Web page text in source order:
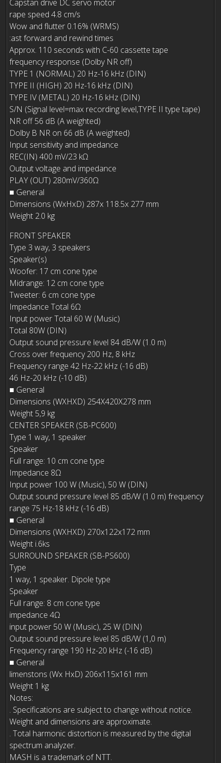
Capstan drive DC servo motor
rape speed 4.8 cm/s
Wow and flutter 0.16% (WRMS)
:ast forward and rewind times
Approx. 110 seconds with C-60 cassette tape
frequency response (Dolby NR off)
TYPE 1 (NORMAL) 20 Hz-16 kHz (DIN)
TYPE II (HIGH) 20 Hz-16 kHz (DIN)
TYPE IV (METAL) 20 Hz-16 kHz (DIN)
S/N (Signal level=max recording level,TYPE II type tape)
NR off 56 dB (A weighted)
Dolby В NR on 66 dB (A weighted)
Input sensitivity and impedance
REC(IN) 400 mV/23 kΩ
Output voltage and impedance
PLAY (OUT) 280mV/360Ω
■ General
Dimensions (WxHxD) 287x 118.5x 277 mm
Weight 2.0 kg
FRONT SPEAKER
Type 3 way, 3 speakers
Speaker(s)
Woofer: 17 cm cone type
Midrange: 12 cm cone type
Tweeter: 6 cm cone type
Impedance Total 6Ω
Input power Total 60 W (Music)
Total 80W (DIN)
Output sound pressure level 84 dB/W (1.0 m)
Cross over frequency 200 Hz, 8 kHz
Frequency range 42 Hz-22 kHz (-16 dB)
46 Hz-20 kHz (-10 dB)
■ General
Dimensions (WXHXD) 254X420X278 mm
Weight 5,9 kg
CENTER SPEAKER (SB-PC600)
Type 1 way, 1 speaker
Speaker
Full range: 10 cm cone type
Impedance 8Ω
Input power 100 W (Music), 50 W (DIN)
Output sound pressure level 85 dB/W (1.0 m) frequency
range 75 Hz-18 kHz (-16 dB)
■ General
Dimensions (WXHXD) 270x122x172 mm
Weight i.6ks
SURROUND SPEAKER (SB-PS600)
Tуре
1 way, 1 speaker. Dipole type
Speaker
Full range: 8 cm cone type
impedance 4Ω
input power 50 W (Music), 25 W (DIN)
Output sound pressure level 85 dB/W (1,0 m)
Frequency range 190 Hz-20 kHz (-16 dB)
■ General
limenstons (Wx HxD) 206x115x161 mm
Weight 1 kg
Notes:
. Specifications are subject to change without notice.
Weight and dimensions are approximate.
. Total harmonic distortion is measured by the digital
spectrum analyzer.
MASH is a trademark of NTT.